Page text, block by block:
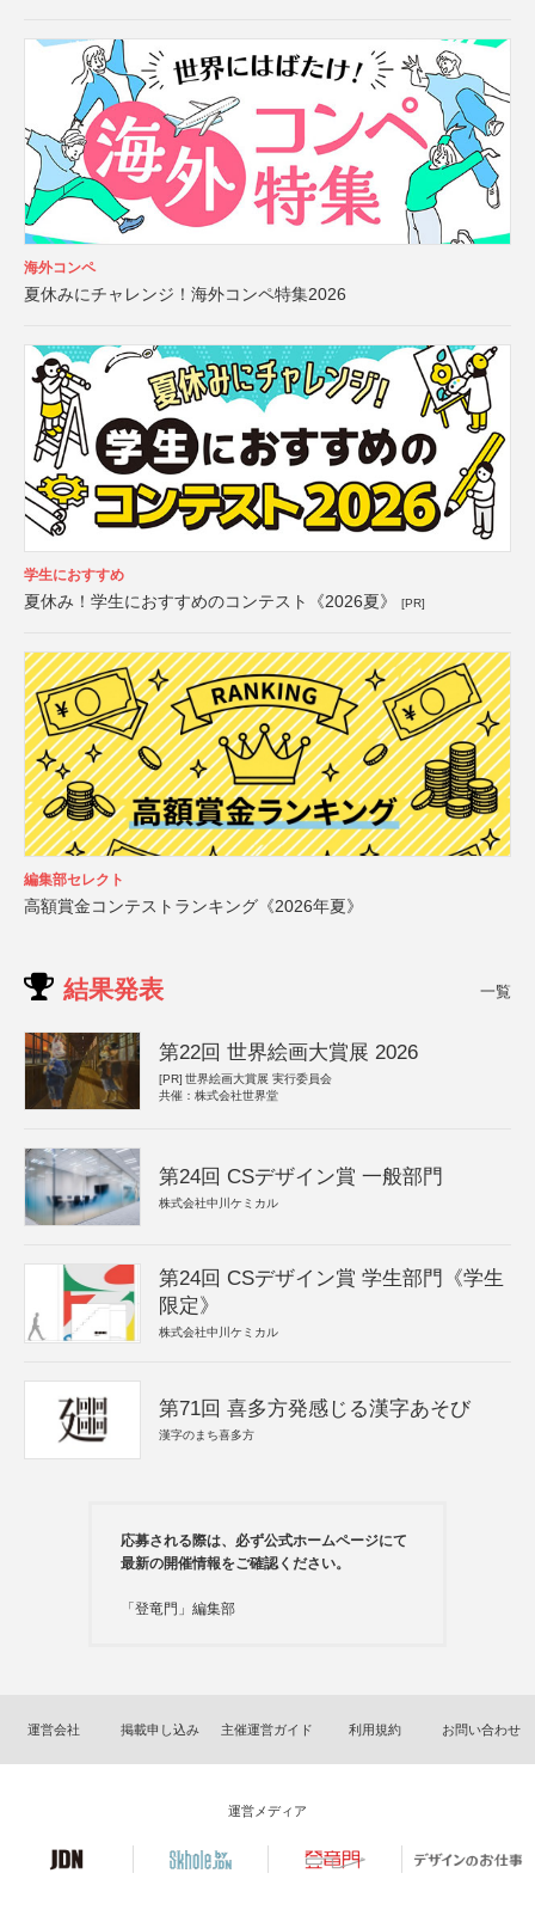
海外コンペ
夏休みにチャレンジ！海外コンペ特集2026
学生におすすめ
夏休み！学生におすすめのコンテスト《2026夏》 [PR]
編集部セレクト
高額賞金コンテストランキング《2026年夏》
結果発表 一覧
第22回 世界絵画大賞展 2026
[PR] 世界絵画大賞展 実行委員会
共催：株式会社世界堂
第24回 CSデザイン賞 一般部門
株式会社中川ケミカル
第24回 CSデザイン賞 学生部門《学生
限定》
株式会社中川ケミカル
第71回 喜多方発感じる漢字あそび
漢字のまち喜多方
応募される際は、必ず公式ホームページにて
最新の開催情報をご確認ください。
「登竜門」編集部
運営会社 掲載申し込み 主催運営ガイド 利用規約 お問い合わせ
運営メディア